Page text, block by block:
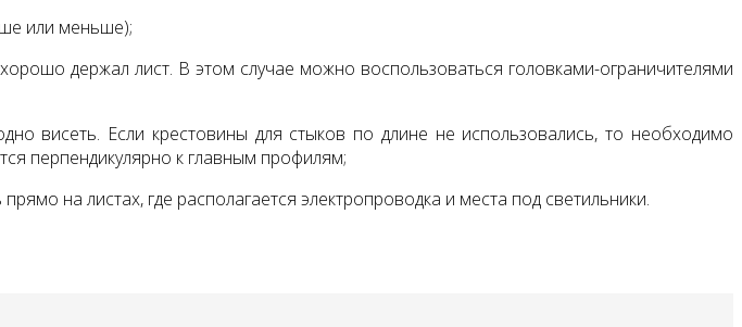
или меньше);
держал лист. В этом случае можно воспользоваться головками-ограничителями
висеть. Если крестовины для стыков по длине не использовались, то необходимо
перпендикулярно к главным профилям;
на листах, где располагается электропроводка и места под светильники.